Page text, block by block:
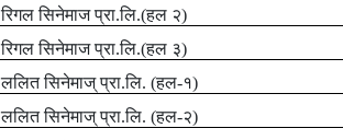
रिगल सिनेमाज प्रा.लि.(हल २)
रिगल सिनेमाज प्रा.लि.(हल ३)
ललित सिनेमाज् प्रा.लि. (हल-१)
ललित सिनेमाज् प्रा.लि. (हल-२)